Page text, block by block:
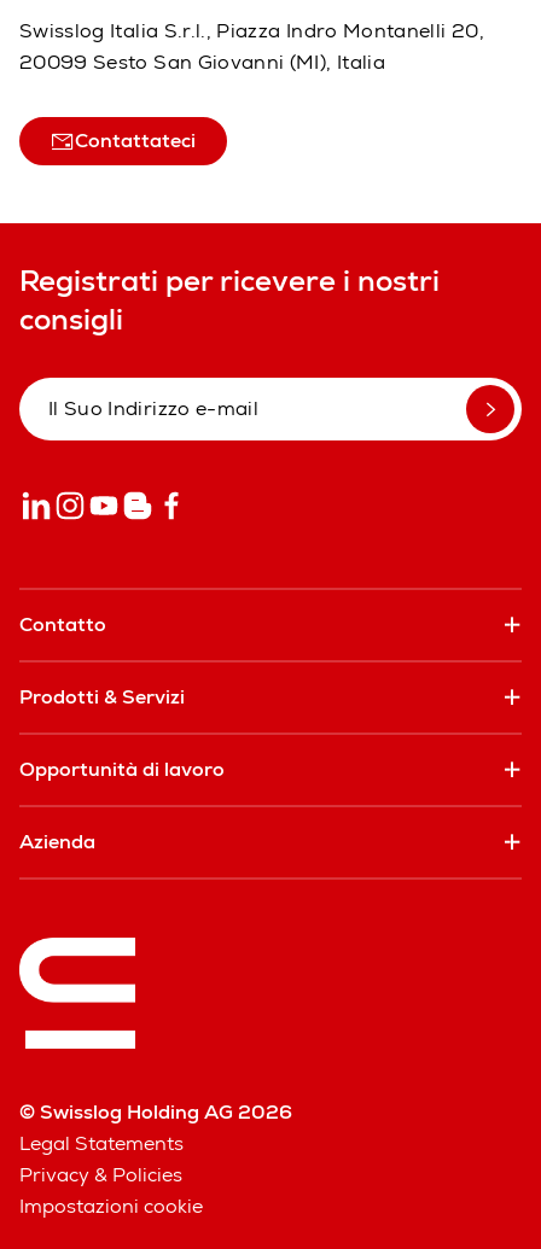
Swisslog Italia S.r.l., Piazza Indro Montanelli 20,
20099 Sesto San Giovanni (MI), Italia
Contattateci
Registrati per ricevere i nostri
consigli
Contatto
Prodotti & Servizi
Opportunità di lavoro
Azienda
© Swisslog Holding AG 2026
Legal Statements
Privacy & Policies
Impostazioni cookie